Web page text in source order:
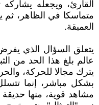
القارئ، ويجعله
متماسكا في الظاهر،
العميقة.
يتعلق السؤال الذي
عالم بلغ هذا الحد من
يترك مجالا للحركة،
بشكل مباشر، إنما
مشاهد قوية، منها